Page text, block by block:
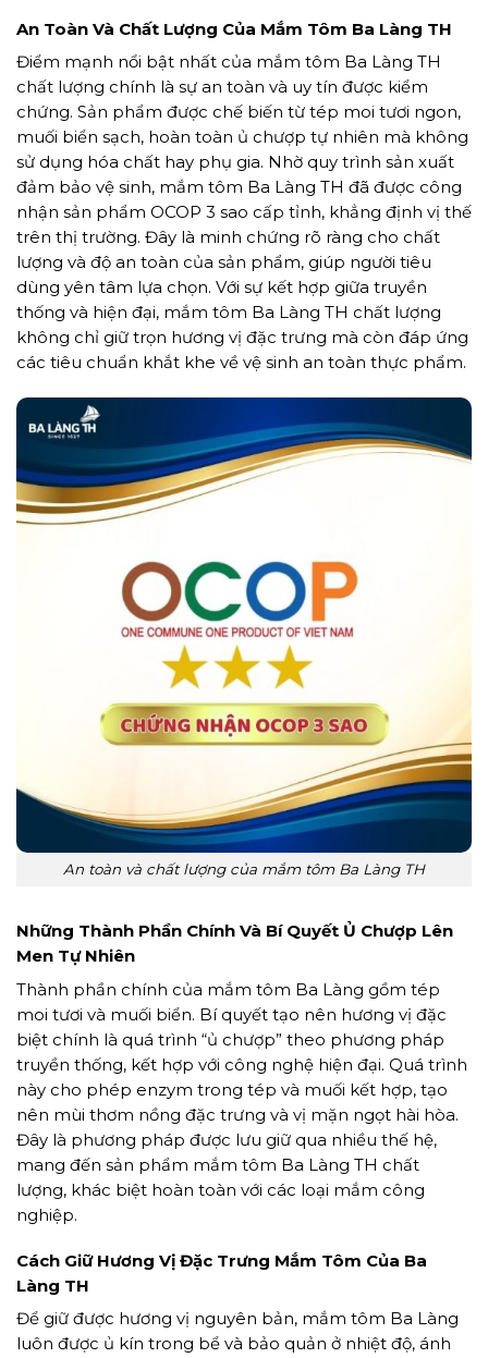
An Toàn Và Chất Lượng Của Mắm Tôm Ba Làng TH
Điểm mạnh nổi bật nhất của mắm tôm Ba Làng TH
chất lượng chính là sự an toàn và uy tín được kiểm
chứng. Sản phẩm được chế biến từ tép moi tươi ngon,
muối biển sạch, hoàn toàn ủ chượp tự nhiên mà không
sử dụng hóa chất hay phụ gia. Nhờ quy trình sản xuất
đảm bảo vệ sinh, mắm tôm Ba Làng TH đã được công
nhận sản phẩm OCOP 3 sao cấp tỉnh, khẳng định vị thế
trên thị trường. Đây là minh chứng rõ ràng cho chất
lượng và độ an toàn của sản phẩm, giúp người tiêu
dùng yên tâm lựa chọn. Với sự kết hợp giữa truyền
thống và hiện đại, mắm tôm Ba Làng TH chất lượng
không chỉ giữ trọn hương vị đặc trưng mà còn đáp ứng
các tiêu chuẩn khắt khe về vệ sinh an toàn thực phẩm.
An toàn và chất lượng của mắm tôm Ba Làng TH
Những Thành Phần Chính Và Bí Quyết Ủ Chượp Lên
Men Tự Nhiên
Thành phần chính của mắm tôm Ba Làng gồm tép
moi tươi và muối biển. Bí quyết tạo nên hương vị đặc
biệt chính là quá trình “ủ chượp” theo phương pháp
truyền thống, kết hợp với công nghệ hiện đại. Quá trình
này cho phép enzym trong tép và muối kết hợp, tạo
nên mùi thơm nồng đặc trưng và vị mặn ngọt hài hòa.
Đây là phương pháp được lưu giữ qua nhiều thế hệ,
mang đến sản phẩm mắm tôm Ba Làng TH chất
lượng, khác biệt hoàn toàn với các loại mắm công
nghiệp.
Cách Giữ Hương Vị Đặc Trưng Mắm Tôm Của Ba
Làng TH
Để giữ được hương vị nguyên bản, mắm tôm Ba Làng
luôn được ủ kín trong bể và bảo quản ở nhiệt độ, ánh